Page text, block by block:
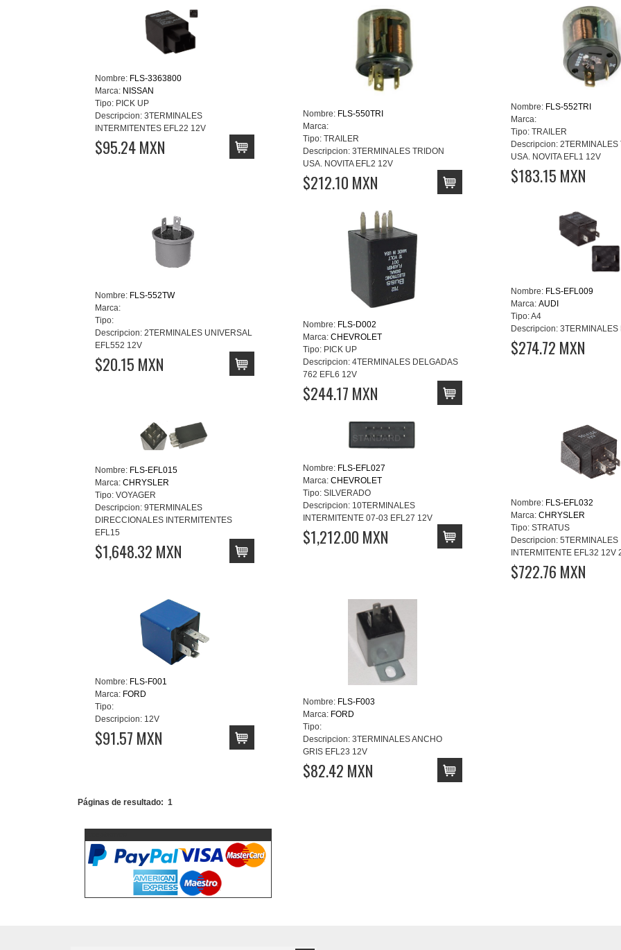
Nombre: FLS-3363800
Marca: NISSAN
Tipo: PICK UP
Descripcion: 3TERMINALES
INTERMITENTES EFL22 12V
$95.24 MXN
Nombre: FLS-550TRI
Marca:
Tipo: TRAILER
Descripcion: 3TERMINALES TRIDON
USA. NOVITA EFL2 12V
$212.10 MXN
Nombre: FLS-552TRI
Marca:
Tipo: TRAILER
Descripcion: 2TERMINALES
USA. NOVITA EFL1 12V
$183.15 MXN
Nombre: FLS-552TW
Marca:
Tipo:
Descripcion: 2TERMINALES UNIVERSAL
EFL552 12V
$20.15 MXN
Nombre: FLS-D002
Marca: CHEVROLET
Tipo: PICK UP
Descripcion: 4TERMINALES DELGADAS
762 EFL6 12V
$244.17 MXN
Nombre: FLS-EFL009
Marca: AUDI
Tipo:A4
Descripcion: 3TERMINALES
$274.72 MXN
Nombre: FLS-EFL015
Marca: CHRYSLER
Tipo: VOYAGER
Descripcion: 9TERMINALES
DIRECCIONALES INTERMITENTES
EFL15
$1,648.32 MXN
Nombre: FLS-EFL027
Marca: CHEVROLET
Tipo: SILVERADO
Descripcion: 10TERMINALES
INTERMITENTE 07-03 EFL27 12V
$1,212.00 MXN
Nombre: FLS-EFL032
Marca: CHRYSLER
Tipo: STRATUS
Descripcion: 5TERMINALES
INTERMITENTE EFL32 12V
$722.76 MXN
Nombre: FLS-F001
Marca: FORD
Tipo:
Descripcion: 12V
$91.57 MXN
Nombre: FLS-F003
Marca: FORD
Tipo:
Descripcion: 3TERMINALES ANCHO
GRIS EFL23 12V
$82.42 MXN
Páginas de resultado: 1